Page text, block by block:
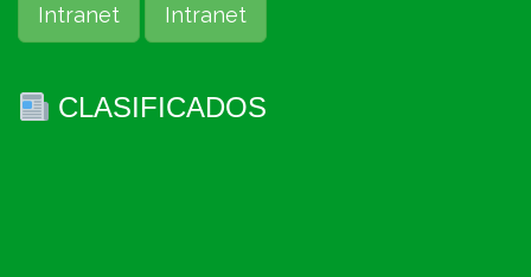
Intranet Intranet
CLASIFICADOS